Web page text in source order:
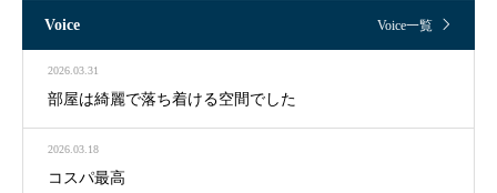
Voice Voice一覧
2026.03.31
部屋は綺麗で落ち着ける空間でした
2026.03.18
コスパ最高